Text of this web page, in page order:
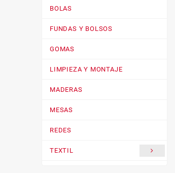
BOLAS
FUNDAS Y BOLSOS
GOMAS
LIMPIEZA Y MONTAJE
MADERAS
MESAS
REDES
TEXTIL